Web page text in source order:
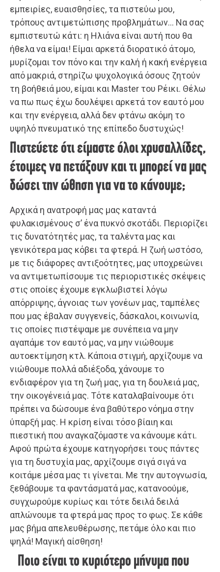
εμπειρίες, ευαισθησίες, τα πιστεύω μου,
τρόπους αντιμετώπισης προβλημάτων… Να σας
εμπιστευτώ κάτι: η Ηλιάνα είναι αυτή που θα
ήθελα να είμαι! Είμαι αρκετά διορατικό άτομο,
μυρίζομαι τον πόνο και την καλή ή κακή ενέργεια
από μακριά, στηρίζω ψυχολογικά όσους ζητούν
τη βοήθειά μου, είμαι και Master του Ρέικι. Θέλω
να πω πως έχω δουλέψει αρκετά τον εαυτό μου
και την ενέργεια, αλλά δεν φτάνω ακόμη το
υψηλό πνευματικό της επίπεδο δυστυχώς!
Πιστεύετε ότι είμαστε όλοι χρυσαλλίδες,
έτοιμες να πετάξουν και τι μπορεί να μας
δώσει την ώθηση για να το κάνουμε;
Αρχικά η ανατροφή μας μας καταντά
φυλακισμένους σ’ ένα πυκνό σκοτάδι. Περιορίζει
τις δυνατότητές μας, τα ταλέντα μας και
γενικότερα μας κόβει τα φτερά. Η ζωή ωστόσο,
με τις διάφορες αντιξοότητες, μας υποχρεώνει
να αντιμετωπίσουμε τις περιοριστικές σκέψεις
στις οποίες έχουμε εγκλωβιστεί λόγω
απόρριψης, άγνοιας των γονέων μας, ταμπέλες
που μας έβαλαν συγγενείς, δάσκαλοι, κοινωνία,
τις οποίες πιστέψαμε με συνέπεια να μην
αγαπάμε τον εαυτό μας, να μην νιώθουμε
αυτοεκτίμηση κτλ. Κάποια στιγμή, αρχίζουμε να
νιώθουμε πολλά αδιέξοδα, χάνουμε το
ενδιαφέρον για τη ζωή μας, για τη δουλειά μας,
την οικογένειά μας. Τότε καταλαβαίνουμε ότι
πρέπει να δώσουμε ένα βαθύτερο νόημα στην
ύπαρξή μας. Η κρίση είναι τόσο βίαιη και
πιεστική που αναγκαζόμαστε να κάνουμε κάτι.
Αφού πρώτα έχουμε κατηγορήσει τους πάντες
για τη δυστυχία μας, αρχίζουμε σιγά σιγά να
κοιτάμε μέσα μας τι γίνεται. Με την αυτογνωσία,
ξεθάβουμε τα φαντάσματά μας, κατανοούμε,
συγχωρούμε κυρίως και τότε δειλά δειλά
απλώνουμε τα φτερά μας προς το φως. Σε κάθε
μας βήμα απελευθέρωσης, πετάμε όλο και πιο
ψηλά! Μαγική αίσθηση!
Ποιο είναι το κυριότερο μήνυμα που